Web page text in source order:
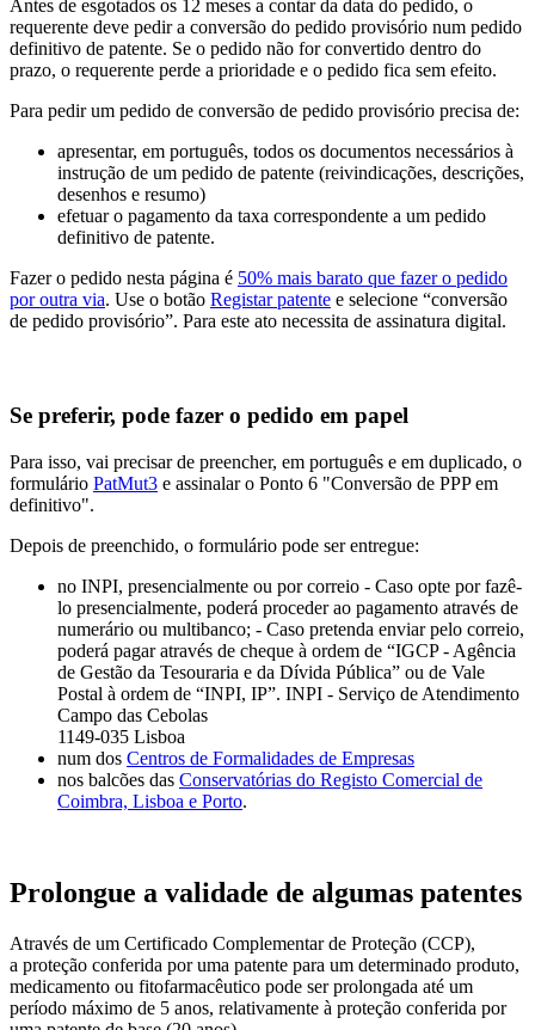
Antes de esgotados os 12 meses a contar da data do pedido, o
requerente deve pedir a conversão do pedido provisório num pedido
definitivo de patente. Se o pedido não for convertido dentro do
prazo, o requerente perde a prioridade e o pedido fica sem efeito.
Para pedir um pedido de conversão de pedido provisório precisa de:
apresentar, em português, todos os documentos necessários à
instrução de um pedido de patente (reivindicações, descrições,
desenhos e resumo)
efetuar o pagamento da taxa correspondente a um pedido
definitivo de patente.
Fazer o pedido nesta página é 50% mais barato que fazer o pedido
por outra via. Use o botão Registar patente e selecione “conversão
de pedido provisório”. Para este ato necessita de assinatura digital.
Se preferir, pode fazer o pedido em papel
Para isso, vai precisar de preencher, em português e em duplicado, o
formulário PatMut3 e assinalar o Ponto 6 "Conversão de PPP em
definitivo".
Depois de preenchido, o formulário pode ser entregue:
no INPI, presencialmente ou por correio - Caso opte por fazê-
lo presencialmente, poderá proceder ao pagamento através de
numerário ou multibanco; - Caso pretenda enviar pelo correio,
poderá pagar através de cheque à ordem de “IGCP - Agência
de Gestão da Tesouraria e da Dívida Pública” ou de Vale
Postal à ordem de “INPI, IP”. INPI - Serviço de Atendimento
Campo das Cebolas
1149-035 Lisboa
num dos Centros de Formalidades de Empresas
nos balcões das Conservatórias do Registo Comercial de
Coimbra, Lisboa e Porto.
Prolongue a validade de algumas patentes
Através de um Certificado Complementar de Proteção (CCP),
a proteção conferida por uma patente para um determinado produto,
medicamento ou fitofarmacêutico pode ser prolongada até um
período máximo de 5 anos, relativamente à proteção conferida por